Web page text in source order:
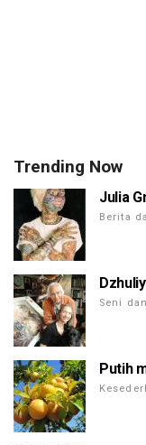
Trending Now
Julia
Berita
Seni
Putih